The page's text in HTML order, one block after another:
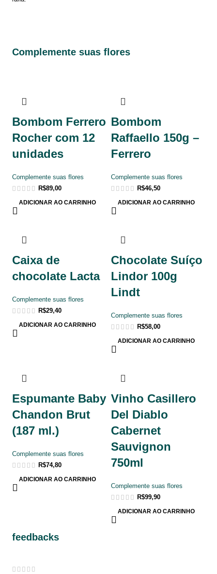
feedbacks
Complemente suas flores
Bombom Ferrero
Rocher com 12
unidades
Complemente suas flores
R$89,00
ADICIONAR AO CARRINHO
Bombom
Raffaello 150g –
Ferrero
Complemente suas flores
R$46,50
ADICIONAR AO CARRINHO
Caixa de
chocolate Lacta
Complemente suas flores
R$29,40
ADICIONAR AO CARRINHO
Chocolate Suíço
Lindor 100g
Lindt
Complemente suas flores
R$58,00
ADICIONAR AO CARRINHO
Espumante Baby
Chandon Brut
(187 ml.)
Complemente suas flores
R$74,80
ADICIONAR AO CARRINHO
Vinho Casillero
Del Diablo
Cabernet
Sauvignon
750ml
Complemente suas flores
R$99,90
ADICIONAR AO CARRINHO